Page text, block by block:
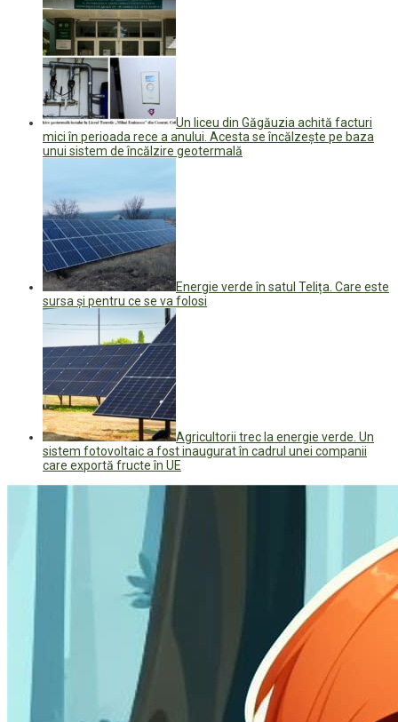
Un liceu din Găgăuzia achită facturi
mici în perioada rece a anului. Acesta se încălzește pe baza
unui sistem de încălzire geotermală
Energie verde în satul Telița. Care este
sursa și pentru ce se va folosi
Agricultorii trec la energie verde. Un
sistem fotovoltaic a fost inaugurat în cadrul unei companii
care exportă fructe în UE